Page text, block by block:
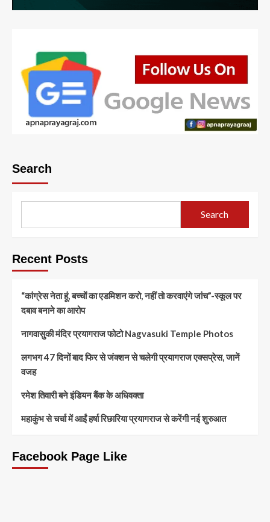
Search
Search
Recent Posts
“कांग्रेस नेता हूं, बच्चों का एडमिशन करो, नहीं तो करवाएंगे जांच”-स्कूल पर
दबाव बनाने का आरोप
नागवासुकी मंदिर प्रयागराज फोटो Nagvasuki Temple Photos
लगभग 47 दिनों बाद फिर से जंक्शन से चलेगी प्रयागराज एक्सप्रेस, जानें
वजह
रमेश तिवारी बने इंडियन बैंक के अधिवक्ता
महाकुंभ से चर्चा में आईं हर्षा रिछारिया प्रयागराज से करेंगी नई शुरुआत
Facebook Page Like